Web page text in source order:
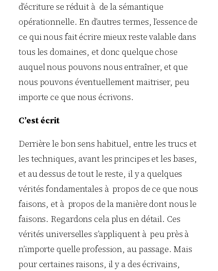
d’écriture se réduit à de la sémantique
opérationnelle. En d’autres termes, l’essence de
ce qui nous fait écrire mieux reste valable dans
tous les domaines, et donc quelque chose
auquel nous pouvons nous entraîner, et que
nous pouvons éventuellement maitriser, peu
importe ce que nous écrivons.
C’est écrit
Derrière le bon sens habituel, entre les trucs et
les techniques, avant les principes et les bases,
et au dessus de tout le reste, il y a quelques
vérités fondamentales à propos de ce que nous
faisons, et à propos de la manière dont nous le
faisons. Regardons cela plus en détail. Ces
vérités universelles s’appliquent à peu près à
n’importe quelle profession, au passage. Mais
pour certaines raisons, il y a des écrivains,